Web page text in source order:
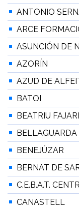
ANTONIO
ARCE
ASUNCIÓN DE
AZORÍN
AZUD DE
BATOI
BEATRIU
BELLAGUARDA
BENEJÚZAR
BERNAT DE
C.E.B.A.T.
CANASTELL